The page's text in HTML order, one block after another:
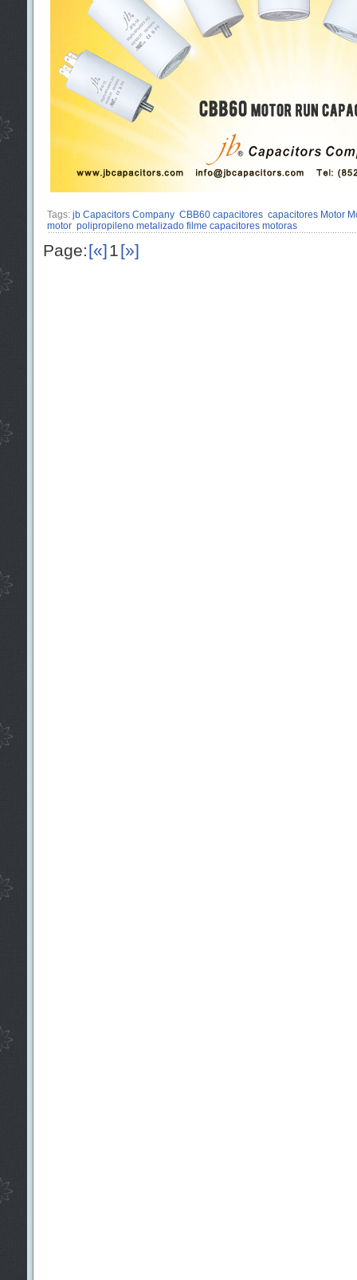
Tags: jb Capacitors Company CBB60 capacitores capacitores Motor
motor polipropileno metalizado filme capacitores motoras
Page:[«]1[»]